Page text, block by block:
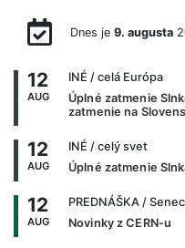
Dnes je 9. augusta
12
AUG
INÉ / celá Európa
Úplné zatmenie
zatmenie na
12
AUG
INÉ / celý svet
Úplné zatmenie
12
AUG
PREDNÁŠKA / Senec
Novinky z CERN-u